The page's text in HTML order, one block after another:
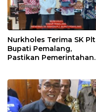
Nurkholes Terima SK Plt
Bupati Pemalang,
Pastikan Pemerintahan